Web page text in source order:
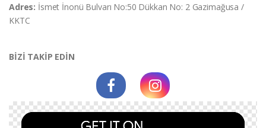
Adres: İsmet İnonü Bulvarı No:50 Dükkan No: 2 Gazimağusa /
KKTC
BİZİ TAKİP EDİN